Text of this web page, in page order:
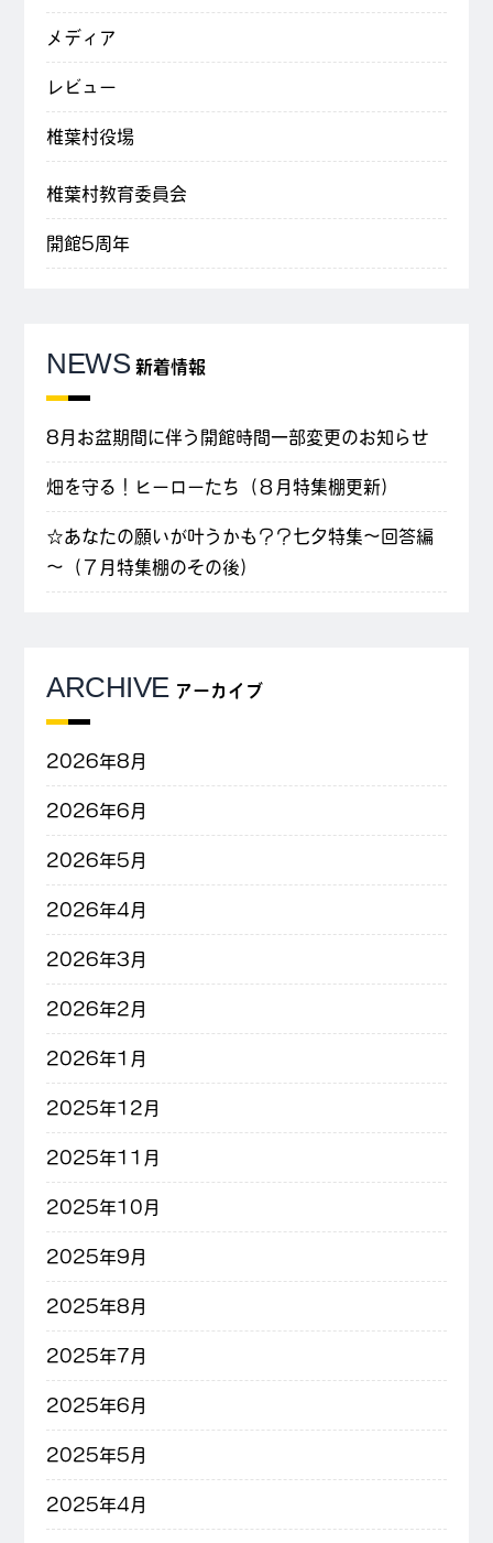
メディア
レビュー
椎葉村役場
椎葉村教育委員会
開館5周年
NEWS 新着情報
8月お盆期間に伴う開館時間一部変更のお知らせ
畑を守る！ヒーローたち（８月特集棚更新）
☆あなたの願いが叶うかも？？七夕特集～回答編
～（７月特集棚のその後）
ARCHIVE アーカイブ
2026年8月
2026年6月
2026年5月
2026年4月
2026年3月
2026年2月
2026年1月
2025年12月
2025年11月
2025年10月
2025年9月
2025年8月
2025年7月
2025年6月
2025年5月
2025年4月